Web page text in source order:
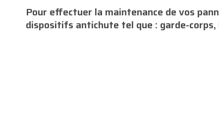
Pour effectuer la maintenance de vos
dispositifs antichute tel que : garde-corps,